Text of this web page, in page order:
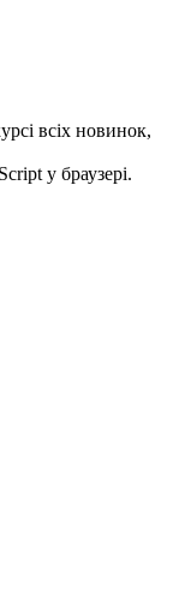
всіх новинок,
у браузері.